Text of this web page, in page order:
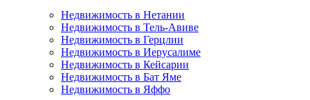
Недвижимость в Нетании
Недвижимость в Тель-Авиве
Недвижимость в Герцлии
Недвижимость в Иерусалиме
Недвижимость в Кейсарии
Недвижимость в Бат Яме
Недвижимость в Яффо